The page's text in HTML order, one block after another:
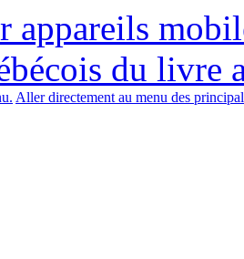
appareils
du livre
Aller directement au menu des